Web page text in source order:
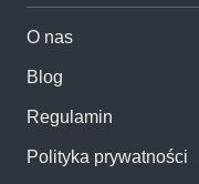
O nas
Blog
Regulamin
Polityka prywatności